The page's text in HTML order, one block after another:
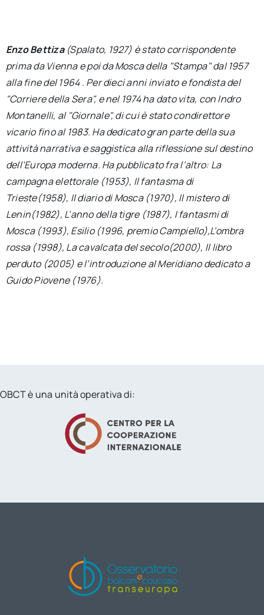
Enzo Bettiza(Spalato, 1927) è stato corrispondente
prima da Vienna e poi da Mosca della "Stampa" dal 1957
alla fine del 1964 . Per dieci anni inviato e fondista del
"Corriere della Sera", e nel 1974 ha dato vita, con Indro
Montanelli, al "Giornale", di cui è stato condirettore
vicario fino al 1983. Ha dedicato gran parte della sua
attività narrativa e saggistica alla riflessione sul destino
dell’Europa moderna. Ha pubblicato fra l’altro: La
campagna elettorale (1953), Il fantasma di
Trieste(1958), Il diario di Mosca (1970), Il mistero di
Lenin(1982), L’anno della tigre (1987), I fantasmi di
Mosca (1993), Esilio (1996, premio Campiello),L’ombra
rossa (1998), La cavalcata del secolo(2000), Il libro
perduto (2005) e l’introduzione al Meridiano dedicato a
Guido Piovene (1976).
OBCT è una unità operativa di: